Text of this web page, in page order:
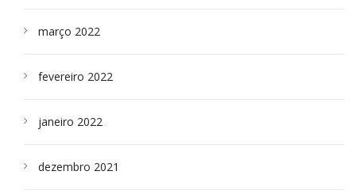
março 2022
fevereiro 2022
janeiro 2022
dezembro 2021